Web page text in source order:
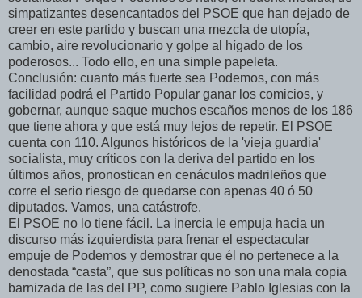
simpatizantes desencantados del PSOE que han dejado de
creer en este partido y buscan una mezcla de utopía,
cambio, aire revolucionario y golpe al hígado de los
poderosos... Todo ello, en una simple papeleta.
Conclusión: cuanto más fuerte sea Podemos, con más
facilidad podrá el Partido Popular ganar los comicios, y
gobernar, aunque saque muchos escaños menos de los 186
que tiene ahora y que está muy lejos de repetir. El PSOE
cuenta con 110. Algunos históricos de la 'vieja guardia'
socialista, muy críticos con la deriva del partido en los
últimos años, pronostican en cenáculos madrileños que
corre el serio riesgo de quedarse con apenas 40 ó 50
diputados. Vamos, una catástrofe.
El PSOE no lo tiene fácil. La inercia le empuja hacia un
discurso más izquierdista para frenar el espectacular
empuje de Podemos y demostrar que él no pertenece a la
denostada “casta”, que sus políticas no son una mala copia
barnizada de las del PP, como sugiere Pablo Iglesias con la